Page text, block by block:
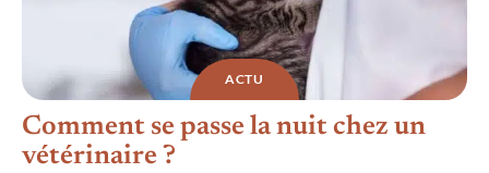
ACTU
Comment se passe la nuit chez un
vétérinaire ?